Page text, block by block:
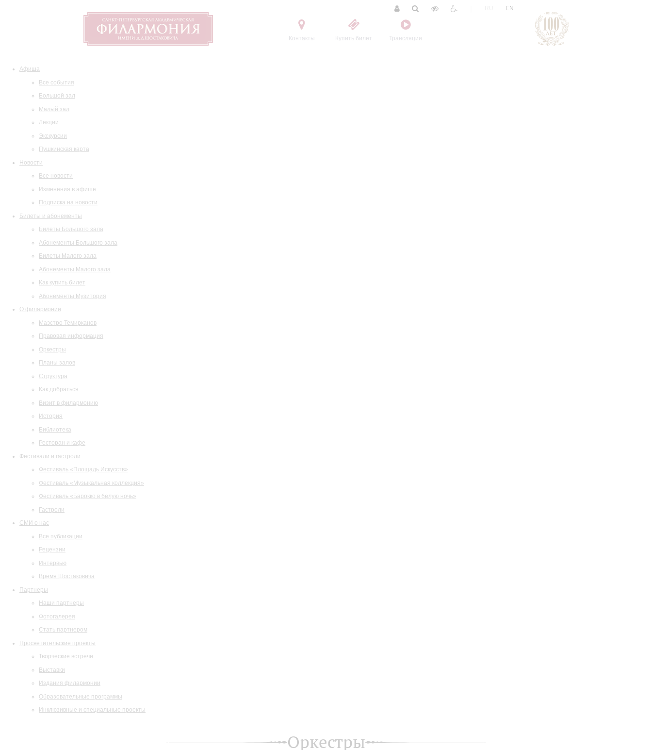
Контакты Купить билет Трансляции
EN
Афиша
Все события
Большой зал
Малый зал
Лекции
Экскурсии
Пушкинская карта
Новости
Все новости
Изменения в афише
Подписка на новости
Билеты и абонементы
Билеты Большого зала
Абонементы Большого зала
Билеты Малого зала
Абонементы Малого зала
Как купить билет
Абонементы Музитория
О филармонии
Маэстро Темирканов
Правовая информация
Оркестры
Планы залов
Структура
Как добраться
Визит в филармонию
История
Библиотека
Ресторан и кафе
Фестивали и гастроли
Фестиваль «Площадь Искусств»
Фестиваль «Музыкальная коллекция»
Фестиваль «Барокко в белую ночь»
Гастроли
СМИ о нас
Все публикации
Рецензии
Интервью
Время Шостаковича
Партнеры
Наши партнеры
Фотогалерея
Стать партнером
Просветительские проекты
Творческие встречи
Выставки
Издания филармонии
Образовательные программы
Инклюзивные и специальные проекты
Оркестры